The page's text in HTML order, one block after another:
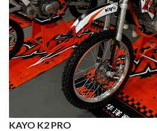
KAYO K2 PRO